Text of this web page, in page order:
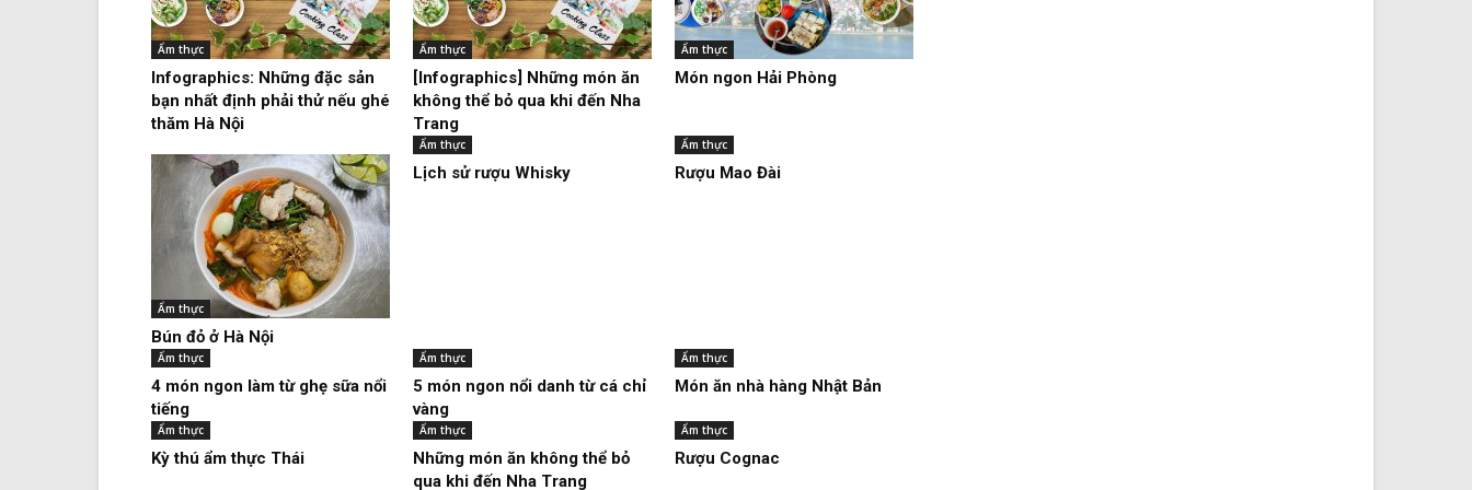
Ẩm thực
Infographics: Những đặc sản
bạn nhất định phải thử nếu ghé
thăm Hà Nội
Ẩm thực
[Infographics] Những món ăn
không thể bỏ qua khi đến Nha
Trang
Ẩm thực
Món ngon Hải Phòng
Ẩm thực
Bún đỏ ở Hà Nội
Ẩm thực
Lịch sử rượu Whisky
Ẩm thực
Rượu Mao Đài
Ẩm thực
4 món ngon làm từ ghẹ sữa nổi
tiếng
Ẩm thực
5 món ngon nổi danh từ cá chỉ
vàng
Ẩm thực
Món ăn nhà hàng Nhật Bản
Ẩm thực
Kỳ thú ẩm thực Thái
Ẩm thực
Những món ăn không thể bỏ
qua khi đến Nha Trang
Ẩm thực
Rượu Cognac